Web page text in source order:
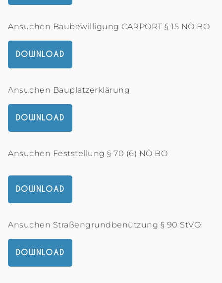
Ansuchen Baubewilligung CARPORT § 15 NÖ BO
DOWNLOAD
Ansuchen Bauplatzerklärung
DOWNLOAD
Ansuchen Feststellung § 70 (6) NÖ BO
DOWNLOAD
Ansuchen Straßengrundbenützung § 90 StVO
DOWNLOAD